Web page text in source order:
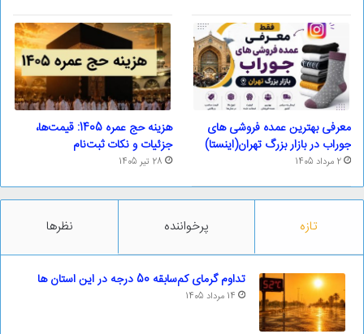
معرفی بهترین عمده فروشی های
جوراب در بازار بزرگ تهران(اینستا)
2 مرداد 1405
هزینه حج عمره 1405: قیمت‌ها،
جزئیات و نکات ثبت‌نام
28 تیر 1405
تازه پرخواننده نظرها
تداوم گرمای کم‌سابقه 50 درجه در این استان ها
14 مرداد 1405